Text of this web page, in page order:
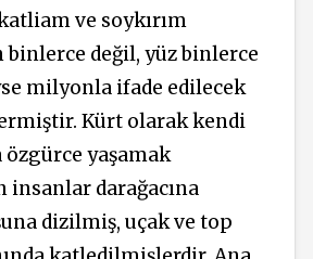
ve soykırım
binlerce değil, yüz binlerce
milyonla ifade edilecek
Kürt olarak kendi
yaşamak
darağacına
dizilmiş, uçak ve top